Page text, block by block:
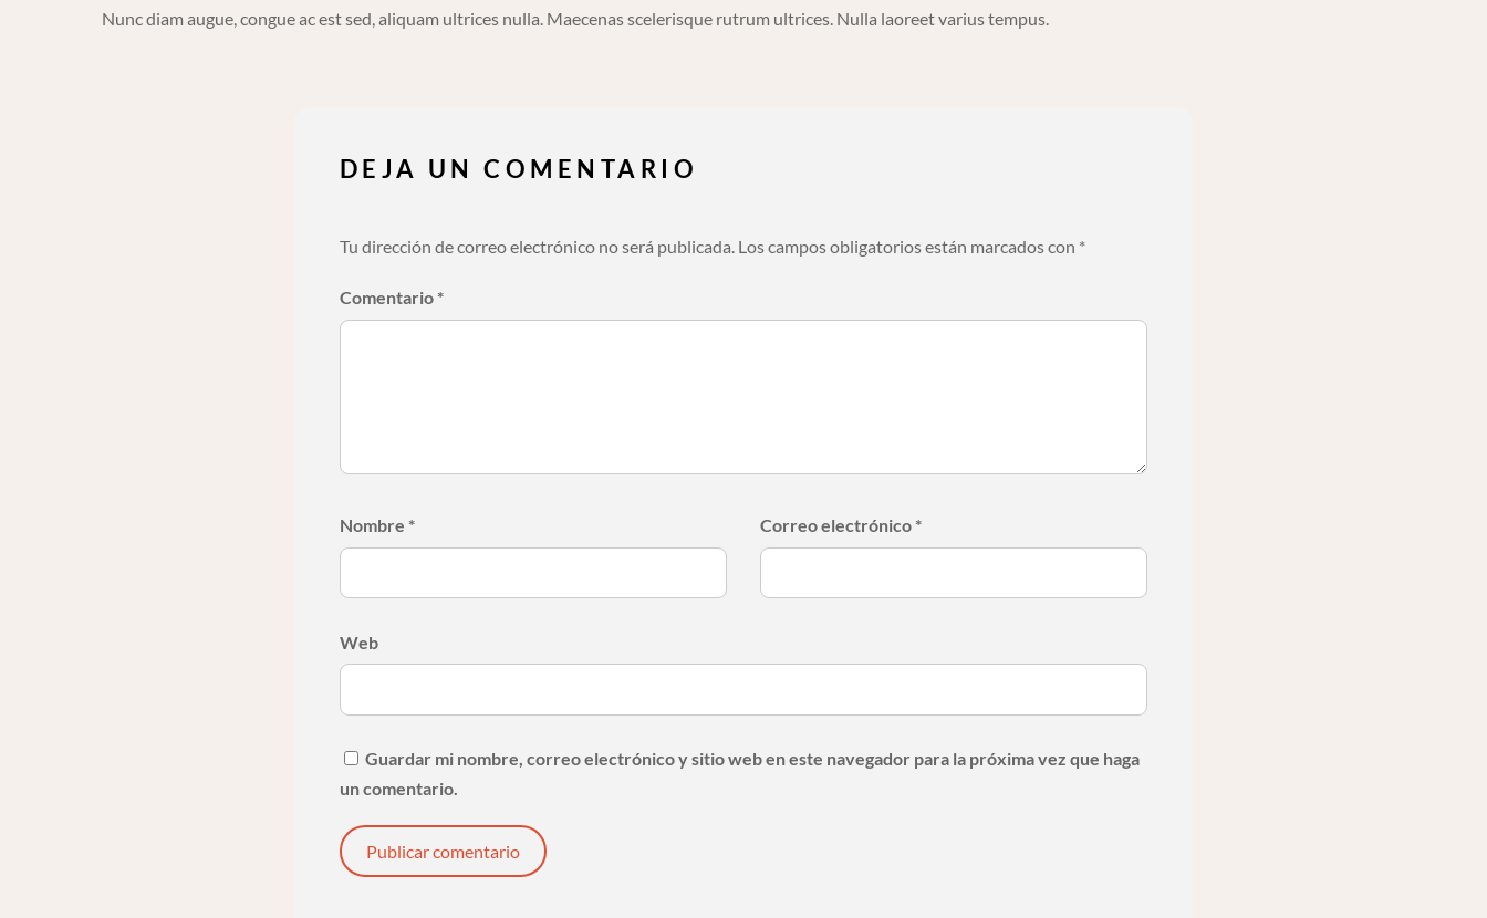
Nunc diam augue, congue ac est sed, aliquam ultrices nulla. Maecenas scelerisque rutrum ultrices. Nulla laoreet varius tempus.
DEJA UN COMENTARIO
Tu dirección de correo electrónico no será publicada. Los campos obligatorios están marcados con *
Comentario *
Nombre * Correo electrónico *
Web
Guardar mi nombre, correo electrónico y sitio web en este navegador para la próxima vez que haga
un comentario.